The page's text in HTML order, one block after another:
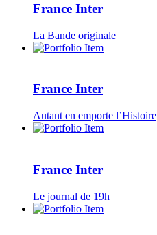
France Inter
La Bande originale
France Inter
Autant en emporte l’Histoire
France Inter
Le journal de 19h